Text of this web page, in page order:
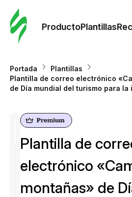
ProductoPlantillas
Portada
Plantillas
Plantilla de correo electrónico
de Día mundial del turismo para la
Plantilla de
electrónico
montañas» de